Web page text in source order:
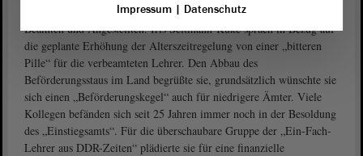
Lehrerzimmer herrsche eine schwierige Grundstimmung zwischen
Beamten und Angestellten. Iris Seltmann-Kuke sprach in Bezug auf
die geplante Erhöhung der Alterszeitregelung von einer „bitteren
Pille“ für die verbeamteten Lehrer. Den Abbau des
Beförderungsstaus im Land begrüßte sie, grundsätzlich wünschte sie
sich einen „Beförderungskegel“ auch für niedrigere Ämter. Viele
Kollegen befänden sich seit 25 Jahren immer noch in der Besoldung
des „Einstiegsamts“. Für die überschaubare Gruppe der „Ein-Fach-
Lehrer aus DDR-Zeiten“ plädierte sie für eine finanzielle
Impressum| Datenschutz